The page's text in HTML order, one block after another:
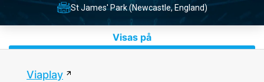
St James' Park (Newcastle, England)
Visas på
Viaplay